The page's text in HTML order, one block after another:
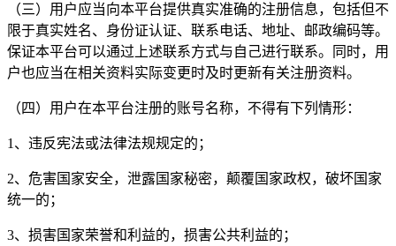
（三）用户应当向本平台提供真实准确的注册信息，包括但不
限于真实姓名、身份证认证、联系电话、地址、邮政编码等。
保证本平台可以通过上述联系方式与自己进行联系。同时，用
户也应当在相关资料实际变更时及时更新有关注册资料。
（四）用户在本平台注册的账号名称，不得有下列情形：
1、违反宪法或法律法规规定的；
2、危害国家安全，泄露国家秘密，颠覆国家政权，破坏国家
统一的；
3、损害国家荣誉和利益的，损害公共利益的；